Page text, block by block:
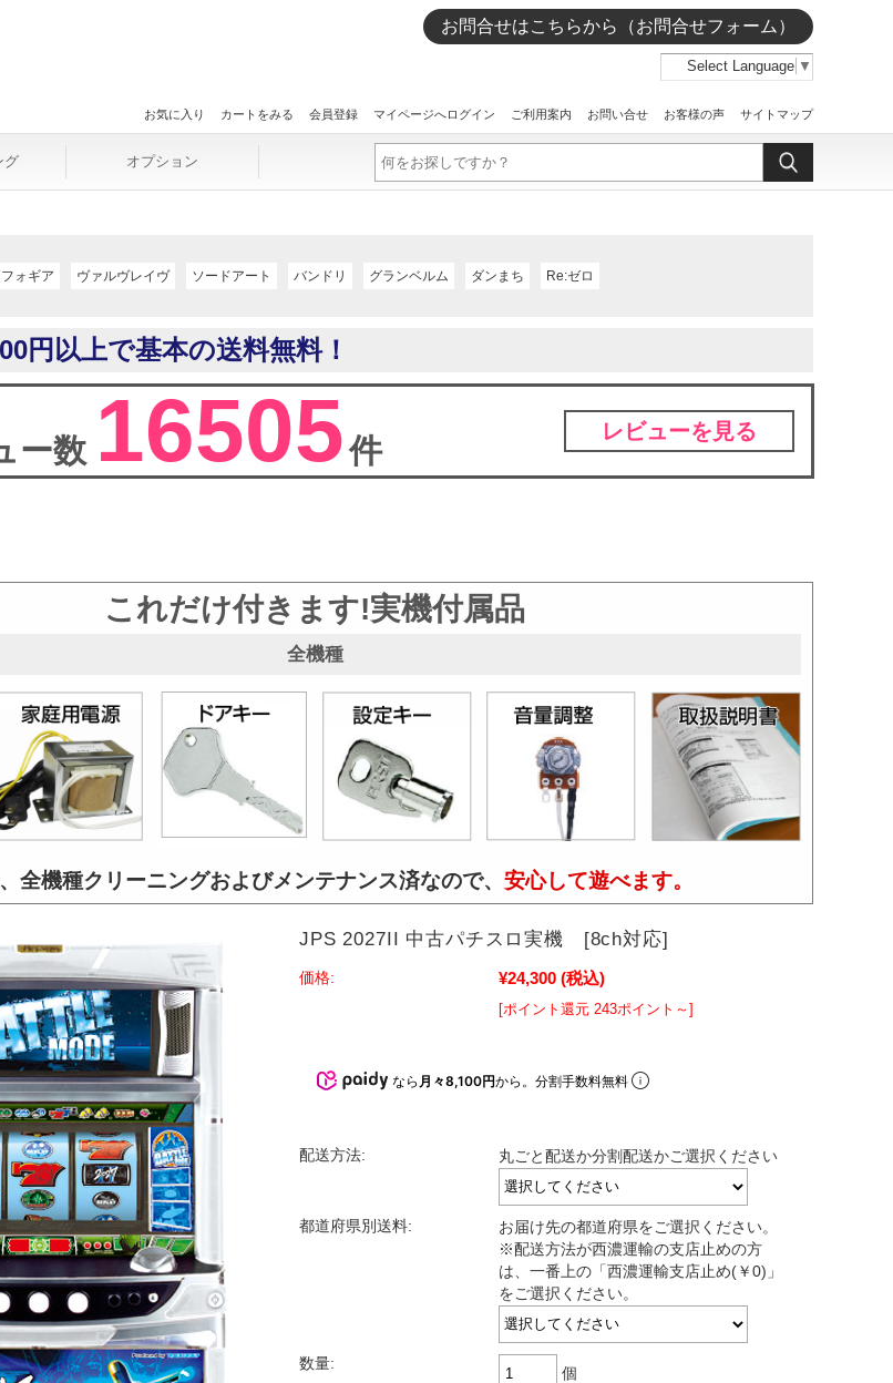
お問合せはこちらから（お問合せフォーム）
Select Language ▼
お気に入り カートをみる 会員登録 マイページへログイン ご利用案内 お問い合せ お客様の声 サイトマップ
グ オプション
ォギア ヴァルヴレイヴ ソードアート バンドリ グランベルム ダンまち Re:ゼロ
円以上で基本の送料無料！
ー数 16505件
レビューを見る
これだけ付きます!実機付属品
全機種
全機種クリーニングおよびメンテナンス済なので、 安心して遊べます。
JPS 2027II 中古パチスロ実機 [8ch対応]
価格: ¥24,300 (税込)
[ポイント還元 243ポイント～]
なら 月々8,100円から。分割手数料無料
配送方法: 丸ごと配送か分割配送かご選択ください
都道府県別送料:
お届け先の都道府県をご選択ください。
※配送方法が西濃運輸の支店止めの方
は、一番上の「西濃運輸支店止め(￥0)」
をご選択ください。
数量:
個